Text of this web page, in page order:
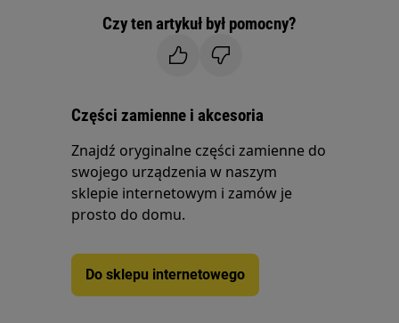
Czy ten artykuł był pomocny?
Części zamienne i akcesoria
Znajdź oryginalne części zamienne do
swojego urządzenia w naszym
sklepie internetowym i zamów je
prosto do domu.
Do sklepu internetowego